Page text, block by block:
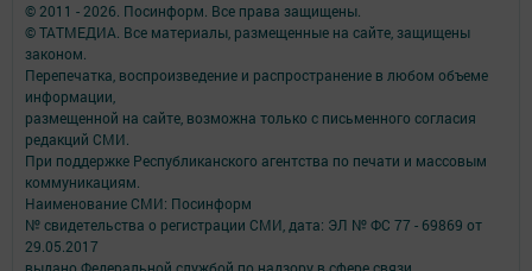
© 2011 - 2026. Посинформ. Все права защищены.
© ТАТМЕДИА. Все материалы, размещенные на сайте, защищены
законом.
Перепечатка, воспроизведение и распространение в любом объеме
информации,
размещенной на сайте, возможна только с письменного согласия
редакций СМИ.
При поддержке Республиканского агентства по печати и массовым
коммуникациям.
Наименование СМИ: Посинформ
№ свидетельства о регистрации СМИ, дата: ЭЛ № ФС 77 - 69869 от
29.05.2017